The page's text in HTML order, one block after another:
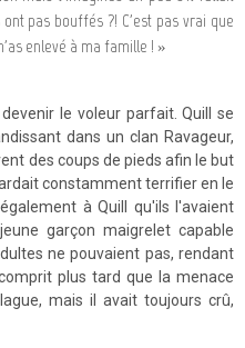
pas bouffés ?! C'est pas vrai que
enlevé à ma famille ! »
le voleur parfait. Quill se
dans un clan Ravageur,
des coups de pieds afin le but
constamment terrifier en le
à Quill qu'ils l'avaient
garçon maigrelet capable
ne pouvaient pas, rendant
plus tard que la menace
mais il avait toujours crû,